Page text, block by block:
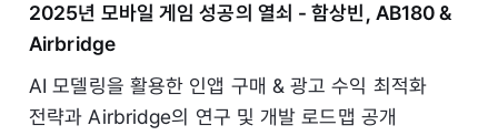
2025년 모바일 게임 성공의 열쇠 - 함상빈, AB180 &
Airbridge
AI 모델링을 활용한 인앱 구매 & 광고 수익 최적화
전략과 Airbridge의 연구 및 개발 로드맵 공개